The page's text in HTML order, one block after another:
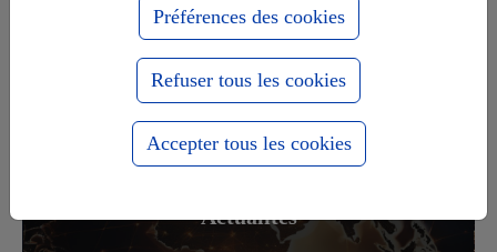
Europe-Russie : 1000 ans ensemble
pour le meilleur et pour le pire
Actualités
Préférences des cookies
Refuser tous les cookies
Accepter tous les cookies